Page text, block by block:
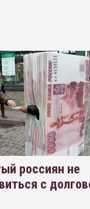
россиян не
с